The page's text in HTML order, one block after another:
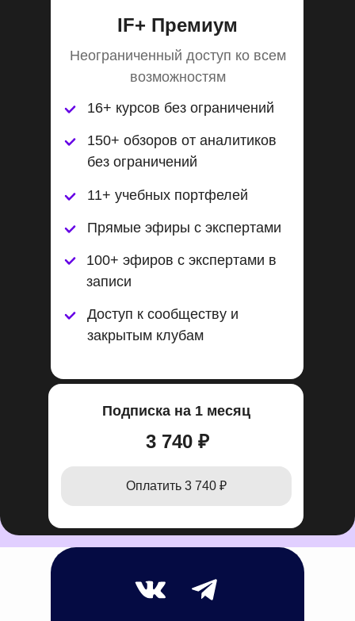
Подписка на 1 месяц
3 740 ₽
IF+ Премиум
Неограниченный доступ ко всем
возможностям
16+ курсов без ограничений
150+ обзоров от аналитиков
без ограничений
11+ учебных портфелей
Оплатить 3 740 ₽
Прямые эфиры с экспертами
100+ эфиров с экспертами в
записи
Доступ к сообществу и
закрытым клубам